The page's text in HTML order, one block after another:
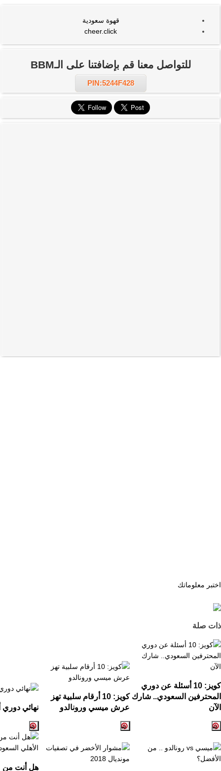
قهوة سعودية
cheer.click
للتواصل معنا قم بإضافتنا على الـBBM
PIN:5244F428
اختبر معلوماتك
ذات صلة
كويز: 10 أسئلة عن دوري
المحترفين السعودي.. شارك
الآن
كويز: 10 أرقام سلبية تهز
عرش ميسي ورونالدو
نهائي دوري
هل أنت من